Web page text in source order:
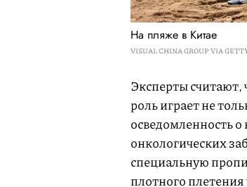
На пляже в Китае
VISUAL CHINA GROUP VIA
Эксперты
роль играет не
осведомленность
онкологических
специальную
плотного